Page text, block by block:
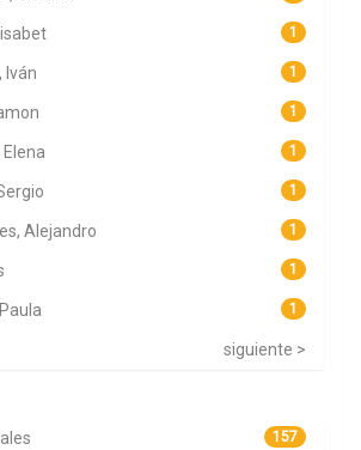
1
1
Iván
1
1
1
1
Alejandro
1
1
siguiente >
157